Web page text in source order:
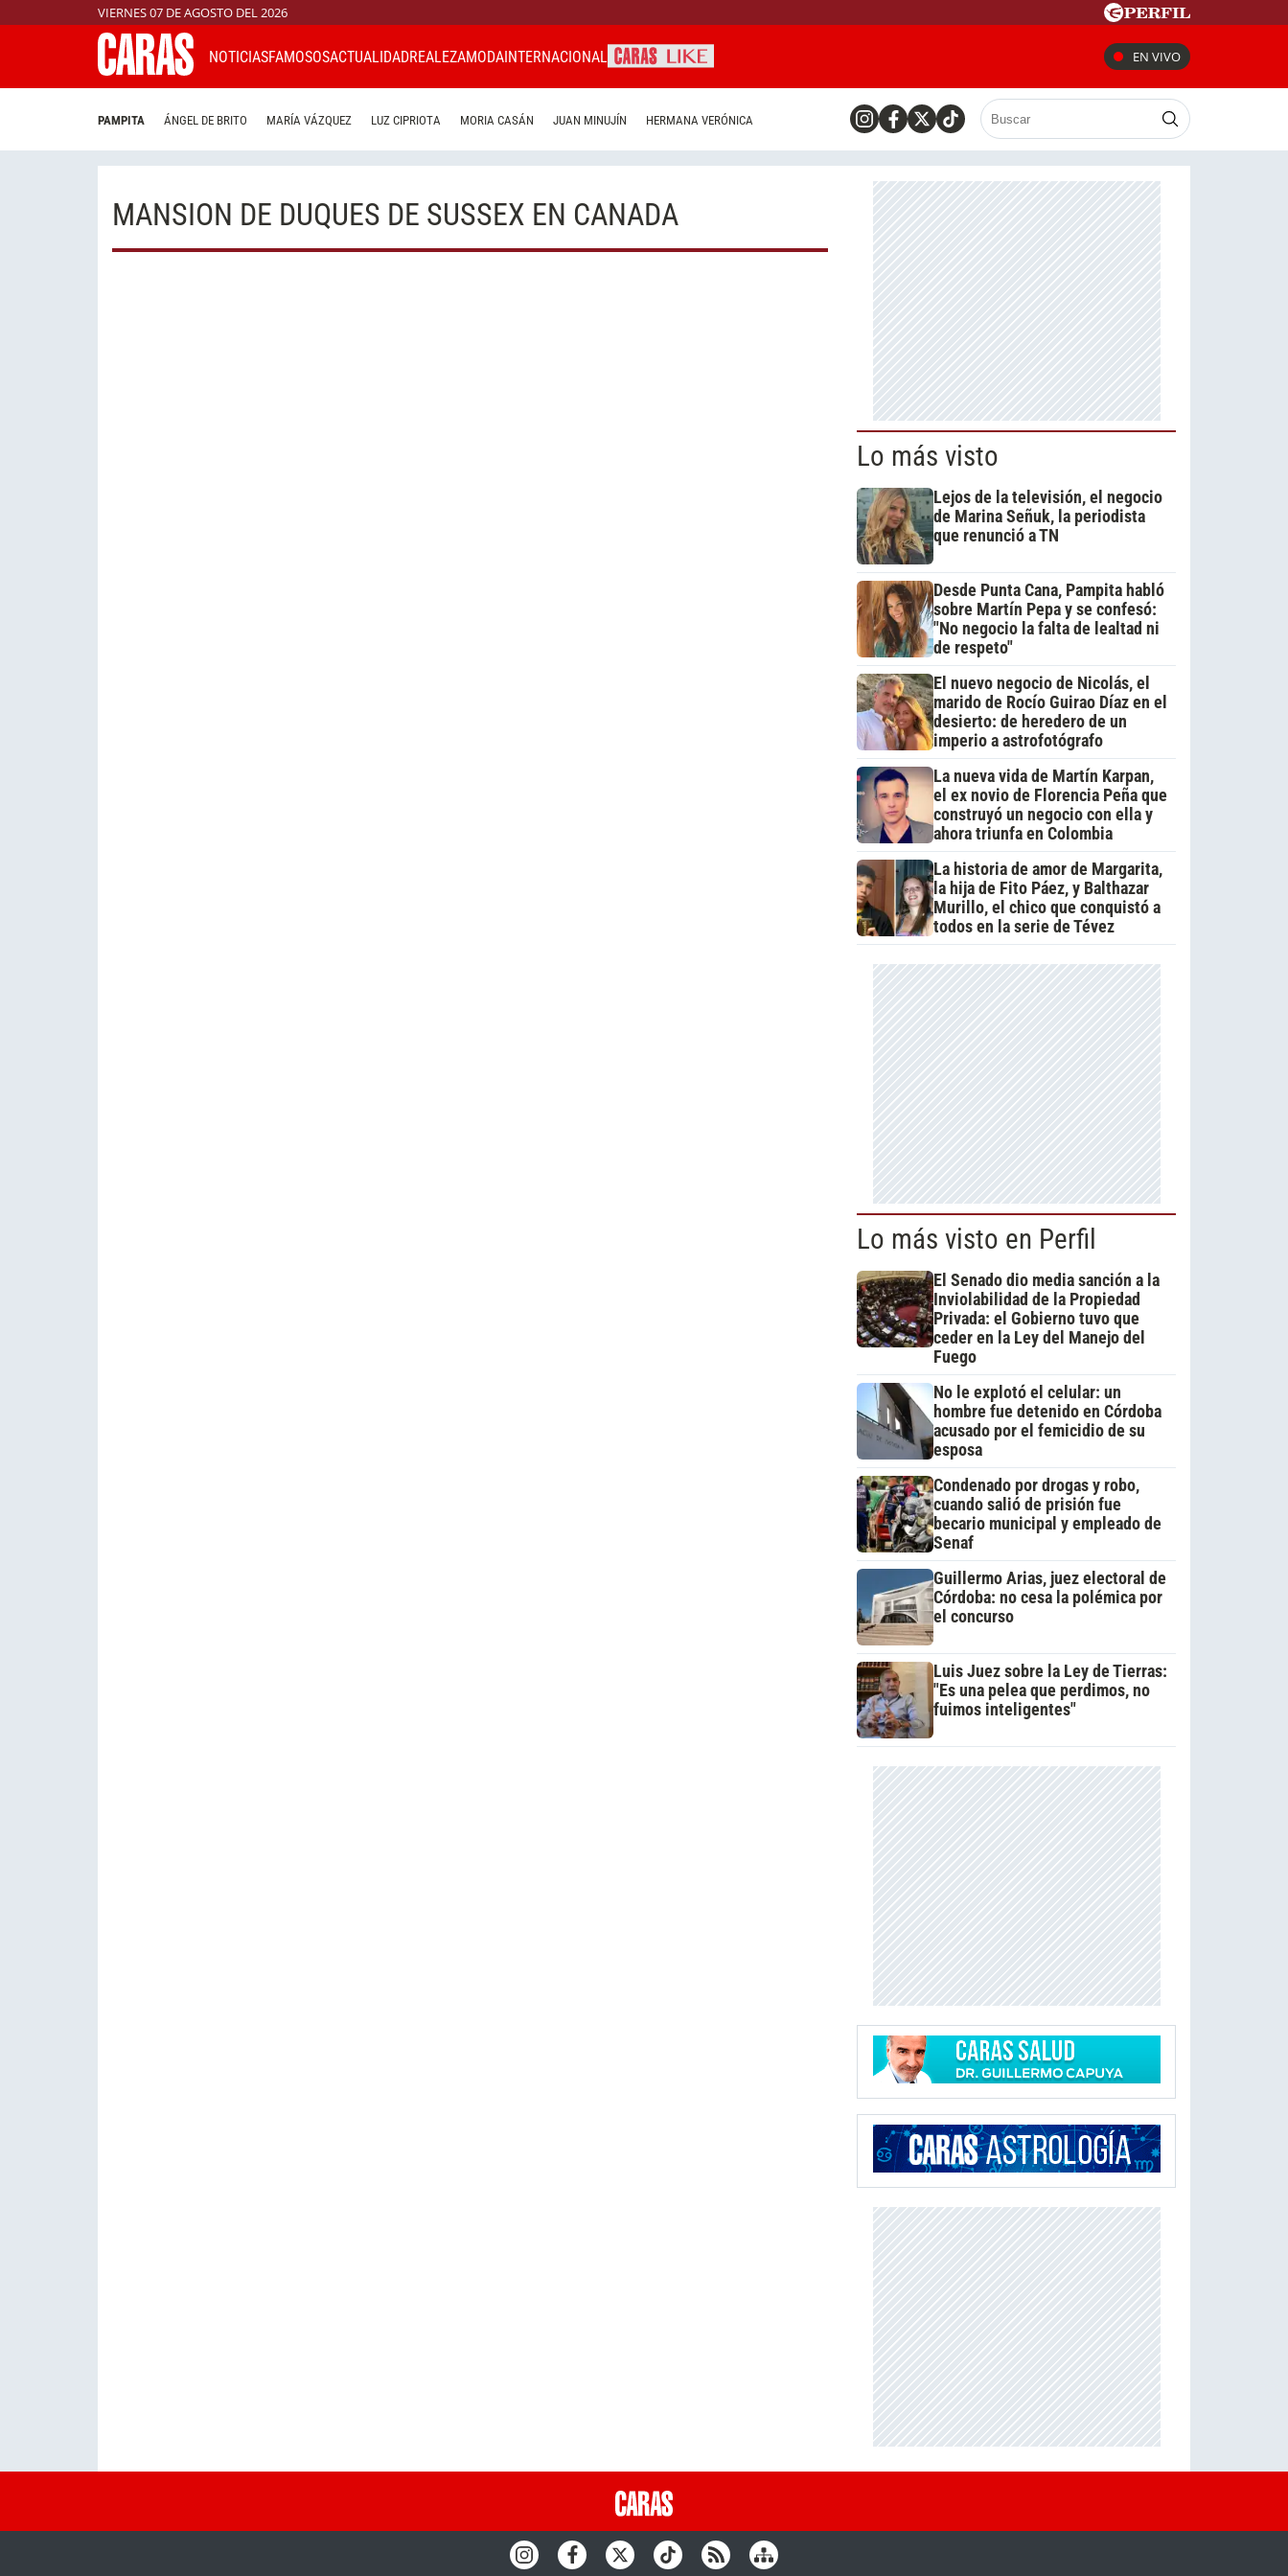
VIERNES 07 DE AGOSTO DEL 2026
NOTICIASFAMOSOSACTUALIDADREALEZAMODAINTERNACIONAL EN VIVO
PAMPITA ÁNGEL DE BRITO MARÍA VÁZQUEZ LUZ CIPRIOTA MORIA CASÁN JUAN MINUJÍN HERMANA VERÓNICA
MANSION DE DUQUES DE SUSSEX EN CANADA
Lo más visto
Lejos de la televisión, el negocio
de Marina Señuk, la periodista
que renunció a TN
Desde Punta Cana, Pampita habló
sobre Martín Pepa y se confesó:
"No negocio la falta de lealtad ni
de respeto"
El nuevo negocio de Nicolás, el
marido de Rocío Guirao Díaz en el
desierto: de heredero de un
imperio a astrofotógrafo
La nueva vida de Martín Karpan,
el ex novio de Florencia Peña que
construyó un negocio con ella y
ahora triunfa en Colombia
La historia de amor de Margarita,
la hija de Fito Páez, y Balthazar
Murillo, el chico que conquistó a
todos en la serie de Tévez
Lo más visto en Perfil
El Senado dio media sanción a la
Inviolabilidad de la Propiedad
Privada: el Gobierno tuvo que
ceder en la Ley del Manejo del
Fuego
No le explotó el celular: un
hombre fue detenido en Córdoba
acusado por el femicidio de su
esposa
Condenado por drogas y robo,
cuando salió de prisión fue
becario municipal y empleado de
Senaf
Guillermo Arias, juez electoral de
Córdoba: no cesa la polémica por
el concurso
Luis Juez sobre la Ley de Tierras:
"Es una pelea que perdimos, no
fuimos inteligentes"